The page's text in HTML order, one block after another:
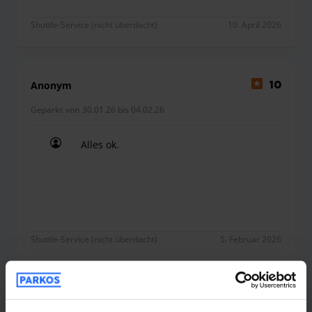
Shuttle-Service (nicht überdacht) 10. April 2026
Anonym 10
Geparkt von 30.01.26 bis 04.02.26
Alles ok.
Shuttle-Service (nicht überdacht) 5. Februar 2026